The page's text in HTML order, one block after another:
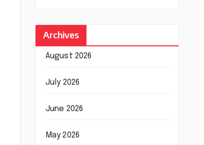
Archives
August 2026
July 2026
June 2026
May 2026